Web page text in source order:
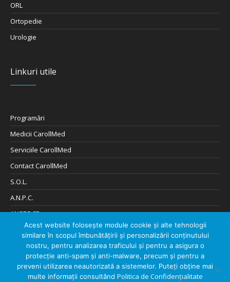
ORL
Ortopedie
Urologie
Linkuri utile
Programări
Medicii CarollMed
Serviciile CarollMed
Contact CarollMed
S.O.L.
A.N.P.C.
ANSPDCP
Cookies și Confidențialitate
Digitalizare de: 404Solutions
Acest website folosește module cookie și alte tehnologii
similare în scopul îmbunătățirii și personalizării conținutului
nostru, pentru analizarea traficului și pentru a asigura o
protecție anti-spam și anti-malware, precum și pentru a
preveni utilizarea neautorizată a sistemelor. Puteți obține mai
multe informații consultând Politica de Confidențialitate